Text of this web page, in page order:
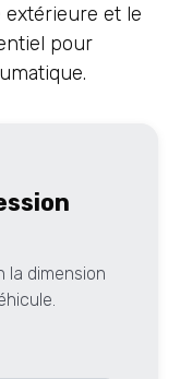
extérieure et le
pour
la dimension